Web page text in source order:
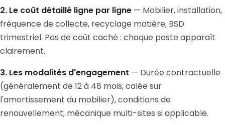
2. Le coût détaillé ligne par ligne — Mobilier, installation,
fréquence de collecte, recyclage matière, BSD
trimestriel. Pas de coût caché : chaque poste apparaît
clairement.
3. Les modalités d'engagement — Durée contractuelle
(généralement de 12 à 48 mois, calée sur
l'amortissement du mobilier), conditions de
renouvellement, mécanique multi-sites si applicable.